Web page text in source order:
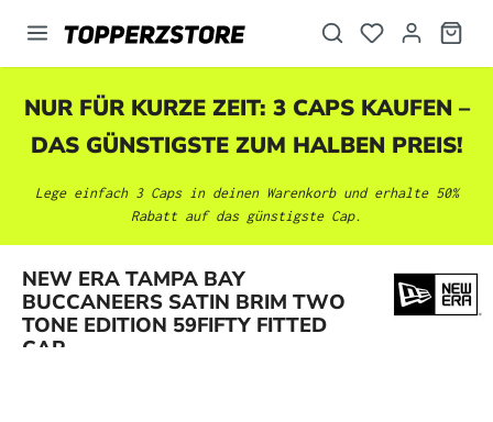
springen
NUR FÜR KURZE ZEIT: 3 CAPS KAUFEN –
DAS GÜNSTIGSTE ZUM HALBEN PREIS!
Lege einfach 3 Caps in deinen Warenkorb und erhalte 50%
Rabatt auf das günstigste Cap.
NEW ERA TAMPA BAY
BUCCANEERS SATIN BRIM TWO
TONE EDITION 59FIFTY FITTED
CAP
Bildergalerie überspringen